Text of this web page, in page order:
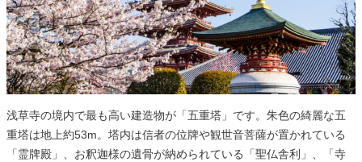
浅草寺の境内で最も高い建造物が「五重塔」です。朱色の綺麗な五
重塔は地上約53m。塔内は信者の位牌や観世音菩薩が置かれている
「霊牌殿」、お釈迦様の遺骨が納められている「聖仏舎利」、「寺